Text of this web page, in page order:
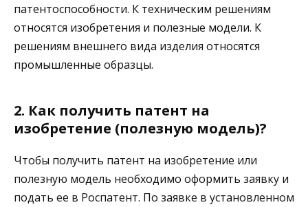
патентоспособности. К техническим решениям
относятся изобретения и полезные модели. К
решениям внешнего вида изделия относятся
промышленные образцы.
2. Как получить патент на
изобретение (полезную модель)?
Чтобы получить патент на изобретение или
полезную модель необходимо оформить заявку и
подать ее в Роспатент. По заявке в установленном